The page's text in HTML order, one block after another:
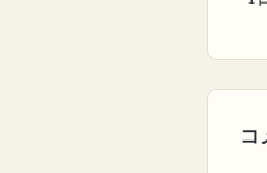
コ